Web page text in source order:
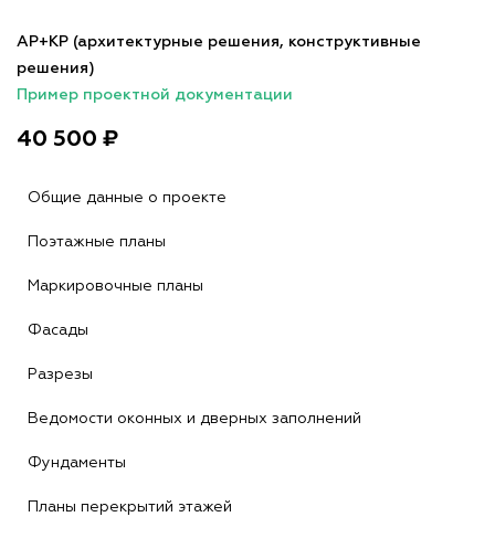
АР+КР (архитектурные решения, конструктивные
решения)
Пример проектной документации
40 500 ₽
Общие данные о проекте
Поэтажные планы
Маркировочные планы
Фасады
Разрезы
Ведомости оконных и дверных заполнений
Фундаменты
Планы перекрытий этажей